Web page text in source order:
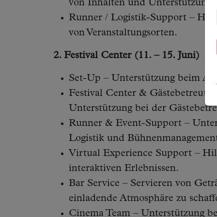
von Inhalten und Unterstützung
Runner / Logistik-Support –
von Veranstaltungsorten.
2. Festival Center (11. – 15. Juni)
Set-Up – Unterstützung beim
Festival Center &
Unterstützung bei der
Runner & Event-Support –
Logistik und
Virtual Experience Support –
interaktiven Erlebnissen.
Bar Service – Servieren von
einladende Atmosphäre zu
Cinema Team – Unterstützung